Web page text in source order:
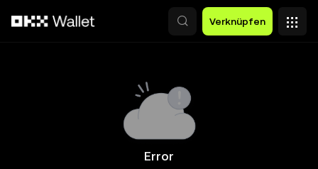
Verknüpfen
Error